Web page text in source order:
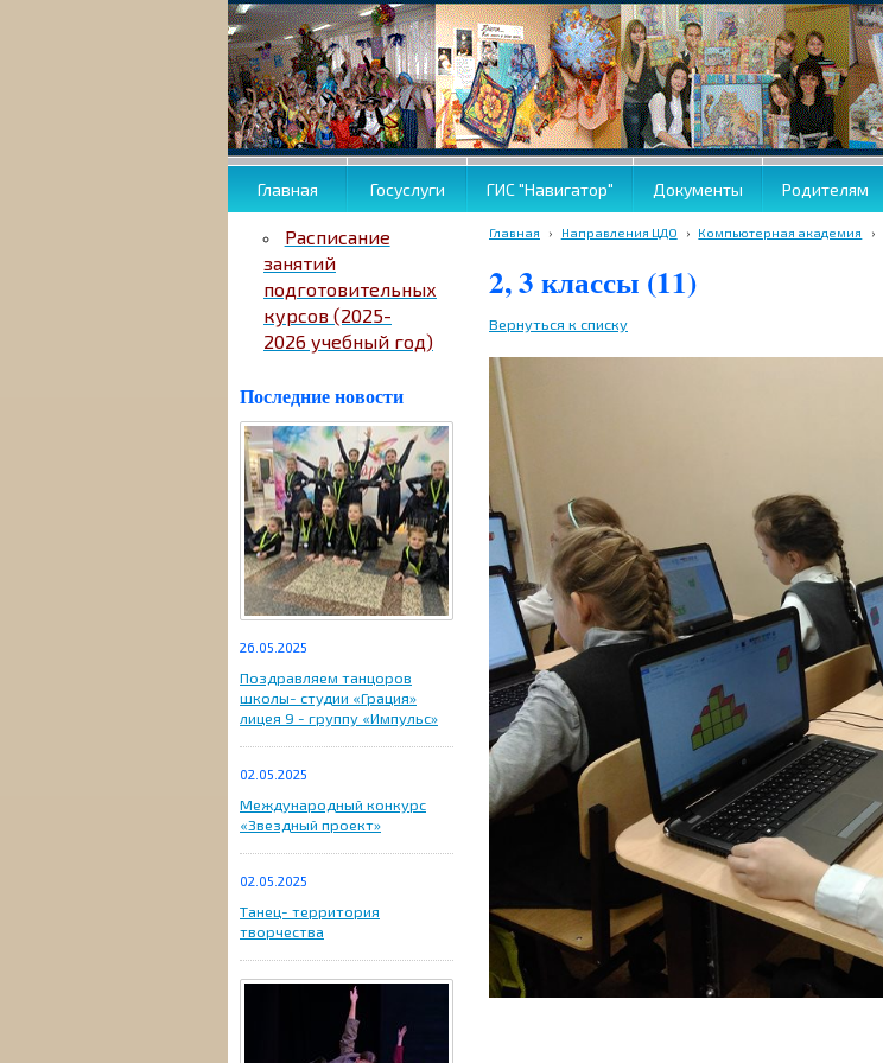
Главная Госуслуги ГИС "Навигатор" Документы Родителям
Расписание
занятий
подготовительных
курсов (2025-
2026 учебный год)
Последние новости
26.05.2025
Поздравляем танцоров
школы- студии «Грация»
лицея 9 - группу «Импульс»
02.05.2025
Международный конкурс
«Звездный проект»
02.05.2025
Танец- территория
творчества
Главная › Направления ЦДО › Компьютерная академия ›
2, 3 классы (11)
Вернуться к списку